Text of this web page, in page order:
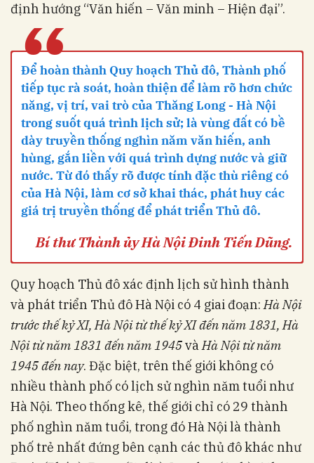
định hướng “Văn hiến – Văn minh – Hiện đại”.
“
Để hoàn thành Quy hoạch Thủ đô, Thành phố
tiếp tục rà soát, hoàn thiện để làm rõ hơn chức
năng, vị trí, vai trò của Thăng Long - Hà Nội
trong suốt quá trình lịch sử; là vùng đất có bề
dày truyền thống nghìn năm văn hiến, anh
hùng, gắn liền với quá trình dựng nước và giữ
nước. Từ đó thấy rõ được tính đặc thù riêng có
của Hà Nội, làm cơ sở khai thác, phát huy các
giá trị truyền thống để phát triển Thủ đô.
Bí thư Thành ủy Hà Nội Đinh Tiến Dũng.
Quy hoạch Thủ đô xác định lịch sử hình thành
và phát triển Thủ đô Hà Nội có 4 giai đoạn:Hà Nội
trước thế kỷ XI, Hà Nội từ thế kỷ XI đến năm 1831, Hà
Nội từ năm 1831 đến năm 1945vàHà Nội từ năm
1945 đến nay. Đặc biệt, trên thế giới không có
nhiều thành phố có lịch sử nghìn năm tuổi như
Hà Nội. Theo thống kê, thế giới chỉ có 29 thành
phố nghìn năm tuổi, trong đó Hà Nội là thành
phố trẻ nhất đứng bên cạnh các thủ đô khác như